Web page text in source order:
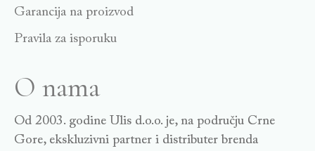
Garancija na proizvod
Pravila za isporuku
O nama
Od 2003. godine Ulis d.o.o. je, na području Crne
Gore, ekskluzivni partner i distributer brenda